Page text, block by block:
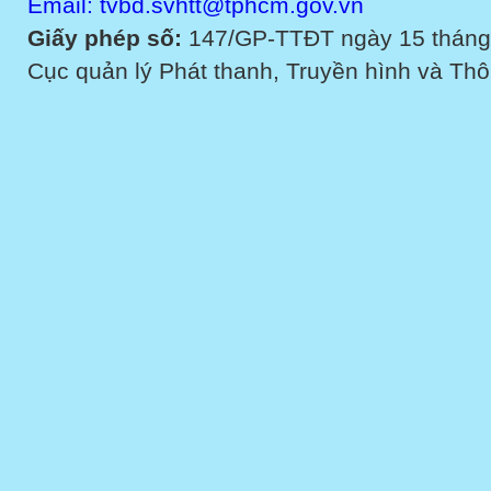
Giấy phép số: 147/GP-TTĐT ngày 15
Cục quản lý Phát thanh, Truyền hình và